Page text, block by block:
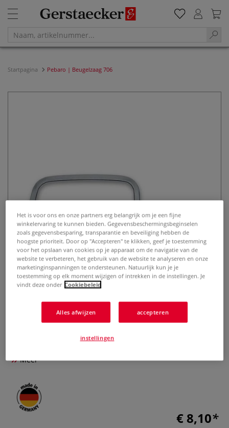
Startpagina Pebaro | Beugelzaag 706
Pebaro | Beugelzaag 706
0 Beoordeling
Meer
€ 8,10
Het is voor ons en onze partners erg belangrijk om je een fijne
winkelervaring te kunnen bieden. Gegevensbeschermingsbeginselen
zoals gegevensbesparing, transparantie en beveiliging hebben de
hoogste prioriteit. Door op "Accepteren" te klikken, geef je toestemming
voor het opslaan van cookies op je apparaat om de navigatie van de
website te verbeteren, het gebruik van de website te analyseren en onze
marketinginspanningen te ondersteunen. Natuurlijk kun je je
toestemming op elk moment wijzigen of intrekken in de instellingen. Je
vindt deze onder Cookiebeleid
Alles afwijzen accepteren
instellingen